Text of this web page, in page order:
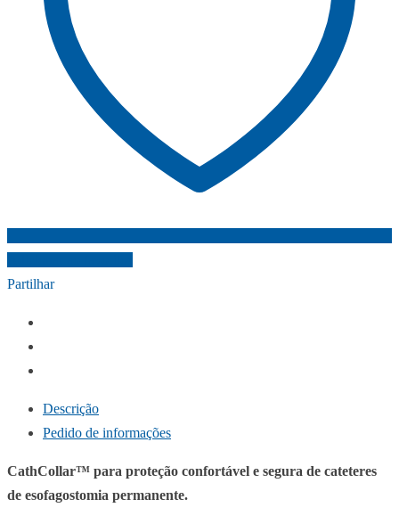
Partilhar
Descrição
Pedido de informações
CathCollar™ para proteção confortável e segura de cateteres
de esofagostomia permanente.